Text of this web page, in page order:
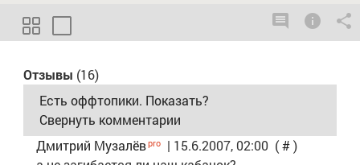
Отзывы (16)
Есть оффтопики. Показать?
Свернуть комментарии
Дмитрий Музалёв
| 15.6.2007, 02:00 (#)